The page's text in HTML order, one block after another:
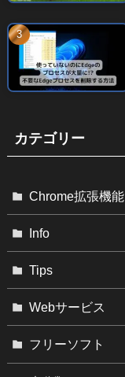
カテゴリー
Chrome拡張機能
Info
Tips
Webサービス
フリーソフト